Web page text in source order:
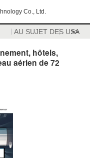
Co., Ltd.
AU SUJET DES USA
>>
hôtels,
aérien de 72